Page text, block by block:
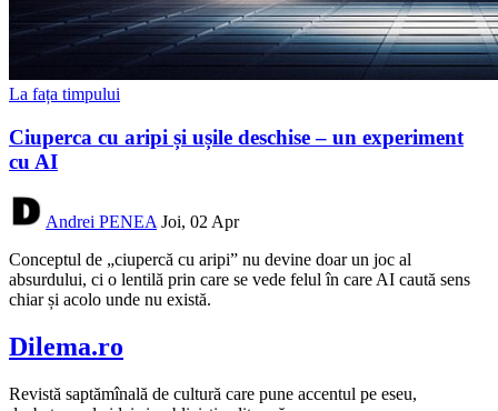
La fața timpului
Ciuperca cu aripi și ușile deschise – un experiment
cu AI
Andrei PENEA Joi, 02 Apr
Conceptul de „ciupercă cu aripi” nu devine doar un joc al
absurdului, ci o lentilă prin care se vede felul în care AI caută sens
chiar și acolo unde nu există.
Dilema.ro
Revistă saptămînală de cultură care pune accentul pe eseu,